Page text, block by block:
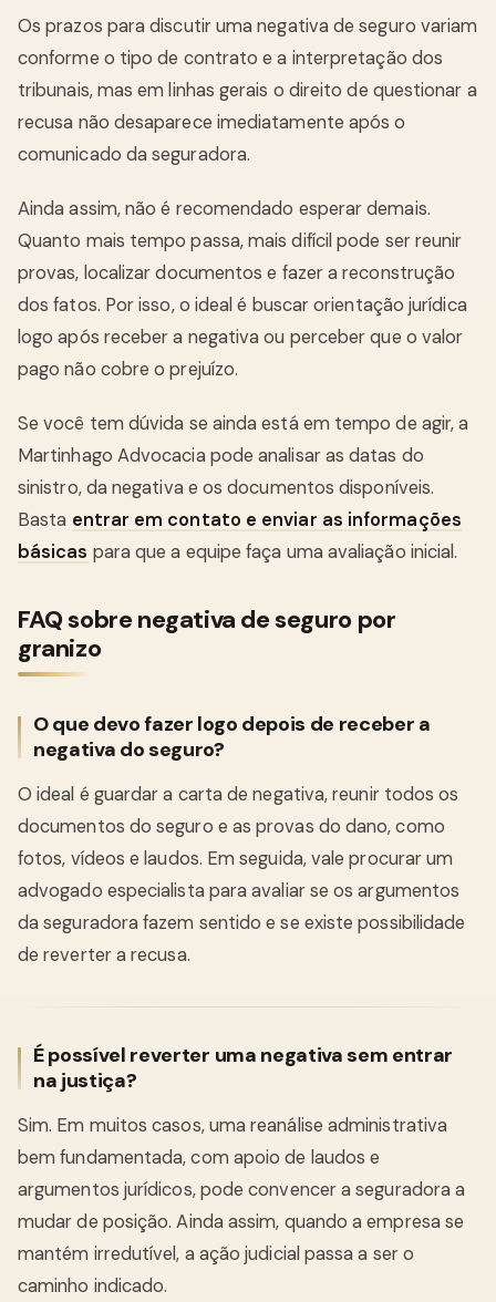
Os prazos para discutir uma negativa de seguro variam
conforme o tipo de contrato e a interpretação dos
tribunais, mas em linhas gerais o direito de questionar a
recusa não desaparece imediatamente após o
comunicado da seguradora.
Ainda assim, não é recomendado esperar demais.
Quanto mais tempo passa, mais difícil pode ser reunir
provas, localizar documentos e fazer a reconstrução
dos fatos. Por isso, o ideal é buscar orientação jurídica
logo após receber a negativa ou perceber que o valor
pago não cobre o prejuízo.
Se você tem dúvida se ainda está em tempo de agir, a
Martinhago Advocacia pode analisar as datas do
sinistro, da negativa e os documentos disponíveis.
Basta entrar em contato e enviar as informações
básicas para que a equipe faça uma avaliação inicial.
FAQ sobre negativa de seguro por
granizo
O que devo fazer logo depois de receber a
negativa do seguro?
O ideal é guardar a carta de negativa, reunir todos os
documentos do seguro e as provas do dano, como
fotos, vídeos e laudos. Em seguida, vale procurar um
advogado especialista para avaliar se os argumentos
da seguradora fazem sentido e se existe possibilidade
de reverter a recusa.
É possível reverter uma negativa sem entrar
na justiça?
Sim. Em muitos casos, uma reanálise administrativa
bem fundamentada, com apoio de laudos e
argumentos jurídicos, pode convencer a seguradora a
mudar de posição. Ainda assim, quando a empresa se
mantém irredutível, a ação judicial passa a ser o
caminho indicado.